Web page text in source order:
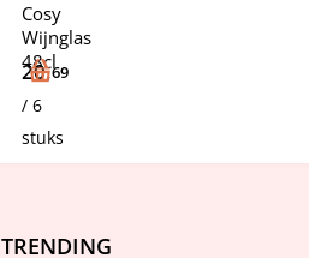
Cosy
Wijnglas
48cl
20,69
/ 6
stuks
TRENDING